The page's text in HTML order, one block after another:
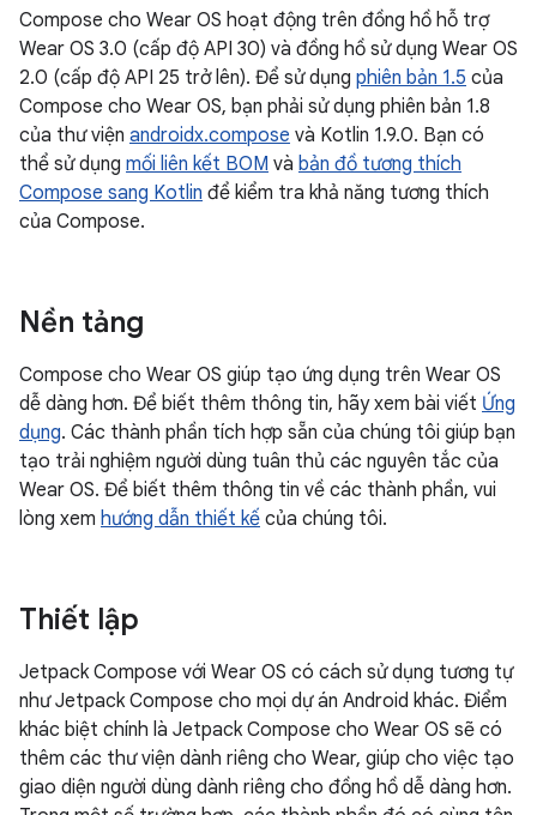
Compose cho Wear OS hoạt động trên đồng hồ hỗ trợ
Wear OS 3.0 (cấp độ API 30) và đồng hồ sử dụng Wear OS
2.0 (cấp độ API 25 trở lên). Để sử dụng phiên bản 1.5 của
Compose cho Wear OS, bạn phải sử dụng phiên bản 1.8
của thư viện androidx.compose và Kotlin 1.9.0. Bạn có
thể sử dụng mối liên kết BOM và bản đồ tương thích
Compose sang Kotlin để kiểm tra khả năng tương thích
của Compose.
Nền tảng
Compose cho Wear OS giúp tạo ứng dụng trên Wear OS
dễ dàng hơn. Để biết thêm thông tin, hãy xem bài viết Ứng
dụng. Các thành phần tích hợp sẵn của chúng tôi giúp bạn
tạo trải nghiệm người dùng tuân thủ các nguyên tắc của
Wear OS. Để biết thêm thông tin về các thành phần, vui
lòng xem hướng dẫn thiết kế của chúng tôi.
Thiết lập
Jetpack Compose với Wear OS có cách sử dụng tương tự
như Jetpack Compose cho mọi dự án Android khác. Điểm
khác biệt chính là Jetpack Compose cho Wear OS sẽ có
thêm các thư viện dành riêng cho Wear, giúp cho việc tạo
giao diện người dùng dành riêng cho đồng hồ dễ dàng hơn.